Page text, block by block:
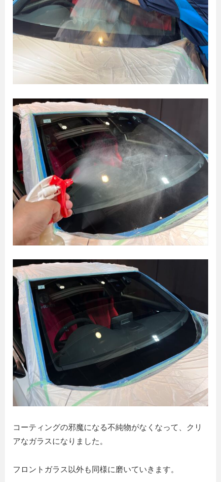
コーティングの邪魔になる不純物がなくなって、クリ
アなガラスになりました。
フロントガラス以外も同様に磨いていきます。